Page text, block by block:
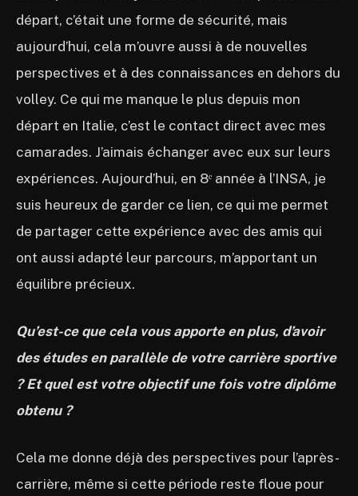
départ, c’était une forme de sécurité, mais
aujourd’hui, cela m’ouvre aussi à de nouvelles
perspectives et à des connaissances en dehors du
volley. Ce qui me manque le plus depuis mon
départ en Italie, c’est le contact direct avec mes
camarades. J’aimais échanger avec eux sur leurs
expériences. Aujourd’hui, en 8ᵉ année à l’INSA, je
suis heureux de garder ce lien, ce qui me permet
de partager cette expérience avec des amis qui
ont aussi adapté leur parcours, m’apportant un
équilibre précieux.
Qu’est-ce que cela vous apporte en plus, d’avoir
des études en parallèle de votre carrière sportive
? Et quel est votre objectif une fois votre diplôme
obtenu ?
Cela me donne déjà des perspectives pour l’après-
carrière, même si cette période reste floue pour